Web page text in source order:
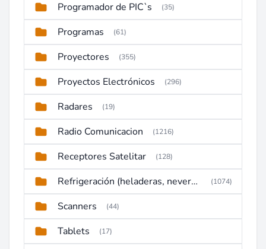
Programador de PIC`s (35)
Programas (61)
Proyectores (355)
Proyectos Electrónicos (296)
Radares (19)
Radio Comunicacion (1216)
Receptores Satelitar (128)
Refrigeración (heladeras, neveras, congeladores) (1074)
Scanners (44)
Tablets (17)